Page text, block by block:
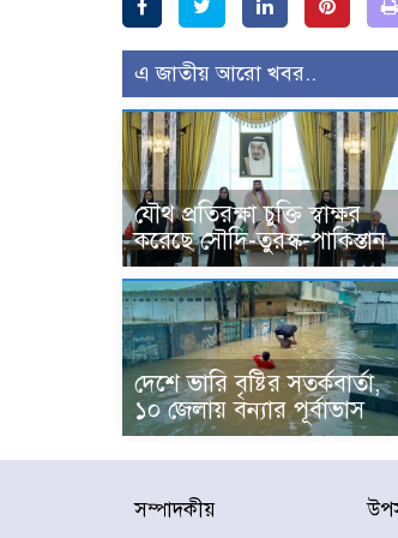
এ জাতীয় আরো খবর..
যৌথ প্রতিরক্ষা চুক্তি স্বাক্ষর
করেছে সৌদি-তুরস্ক-পাকিস্তান
দেশে ভারি বৃষ্টির সতর্কবার্তা,
১০ জেলায় বন্যার পূর্বাভাস
সম্পাদকীয়